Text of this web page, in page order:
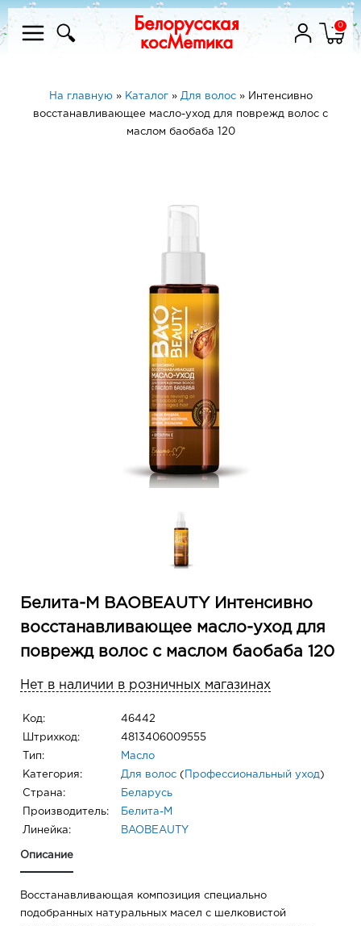
0
На главную» Каталог» Для волос» Интенсивно
восстанавливающее масло-уход для поврежд волос с
маслом баобаба 120
Белита-М BAOBEAUTY Интенсивно
восстанавливающее масло-уход для
поврежд волос с маслом баобаба 120
Нет в наличии в розничных магазинах
Код: 46442
Штрихкод: 4813406009555
Тип: Масло
Категория: Для волос ( Профессиональный уход)
Страна: Беларусь
Производитель: Белита-М
Линейка: BAOBEAUTY
Описание
Восстанавливающая композиция специально
подобранных натуральных масел с шелковистой